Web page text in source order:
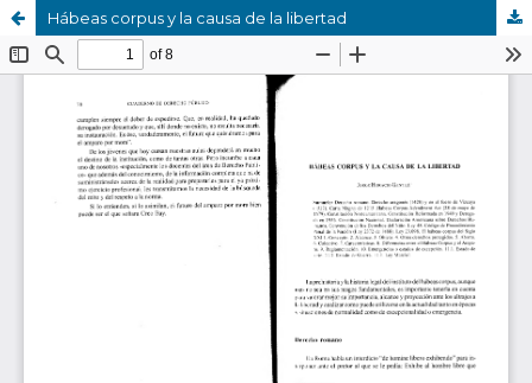
Hábeas corpus y la causa de la libertad